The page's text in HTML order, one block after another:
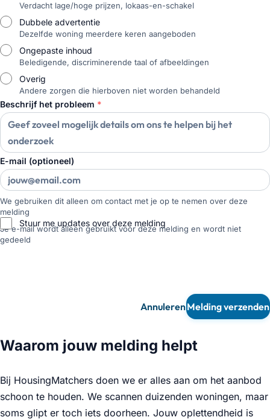
Verdacht lage/hoge prijzen, lokaas-en-schakel
Dubbele advertentie
Dezelfde woning meerdere keren aangeboden
Ongepaste inhoud
Beledigende, discriminerende taal of afbeeldingen
Overig
Andere zorgen die hierboven niet worden behandeld
Beschrijf het probleem *
E-mail (optioneel)
We gebruiken dit alleen om contact met je op te nemen over deze
melding
Stuur me updates over deze melding
Je e-mail wordt alleen gebruikt voor deze melding en wordt niet
gedeeld
AnnulerenMelding verzenden
Waarom jouw melding helpt
Bij HousingMatchers doen we er alles aan om het aanbod
schoon te houden. We scannen duizenden woningen, maar
soms glipt er toch iets doorheen. Jouw oplettendheid is